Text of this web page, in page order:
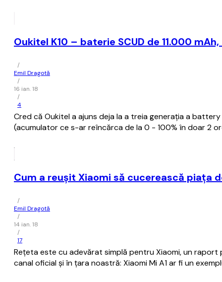
Oukitel K10 – baterie SCUD de 11.000 mAh,
/
Emil Dragotă
/
16 ian. 18
/
4
Cred că Oukitel a ajuns deja la a treia generația a
(acumulator ce s-ar reîncărca de la 0 - 100% în doar 2
Cum a reușit Xiaomi să cucerească piața
/
Emil Dragotă
/
14 ian. 18
/
17
Rețeta este cu adevărat simplă pentru Xiaomi, un
canal oficial și în țara noastră: Xiaomi Mi A1 ar fi un